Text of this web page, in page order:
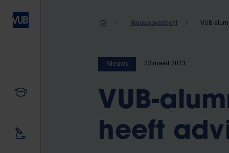
Ons onderzoek
Kruimelpad
Nieuwsoverzicht
Nieuws 23 maart 2023
VUB-
heeft